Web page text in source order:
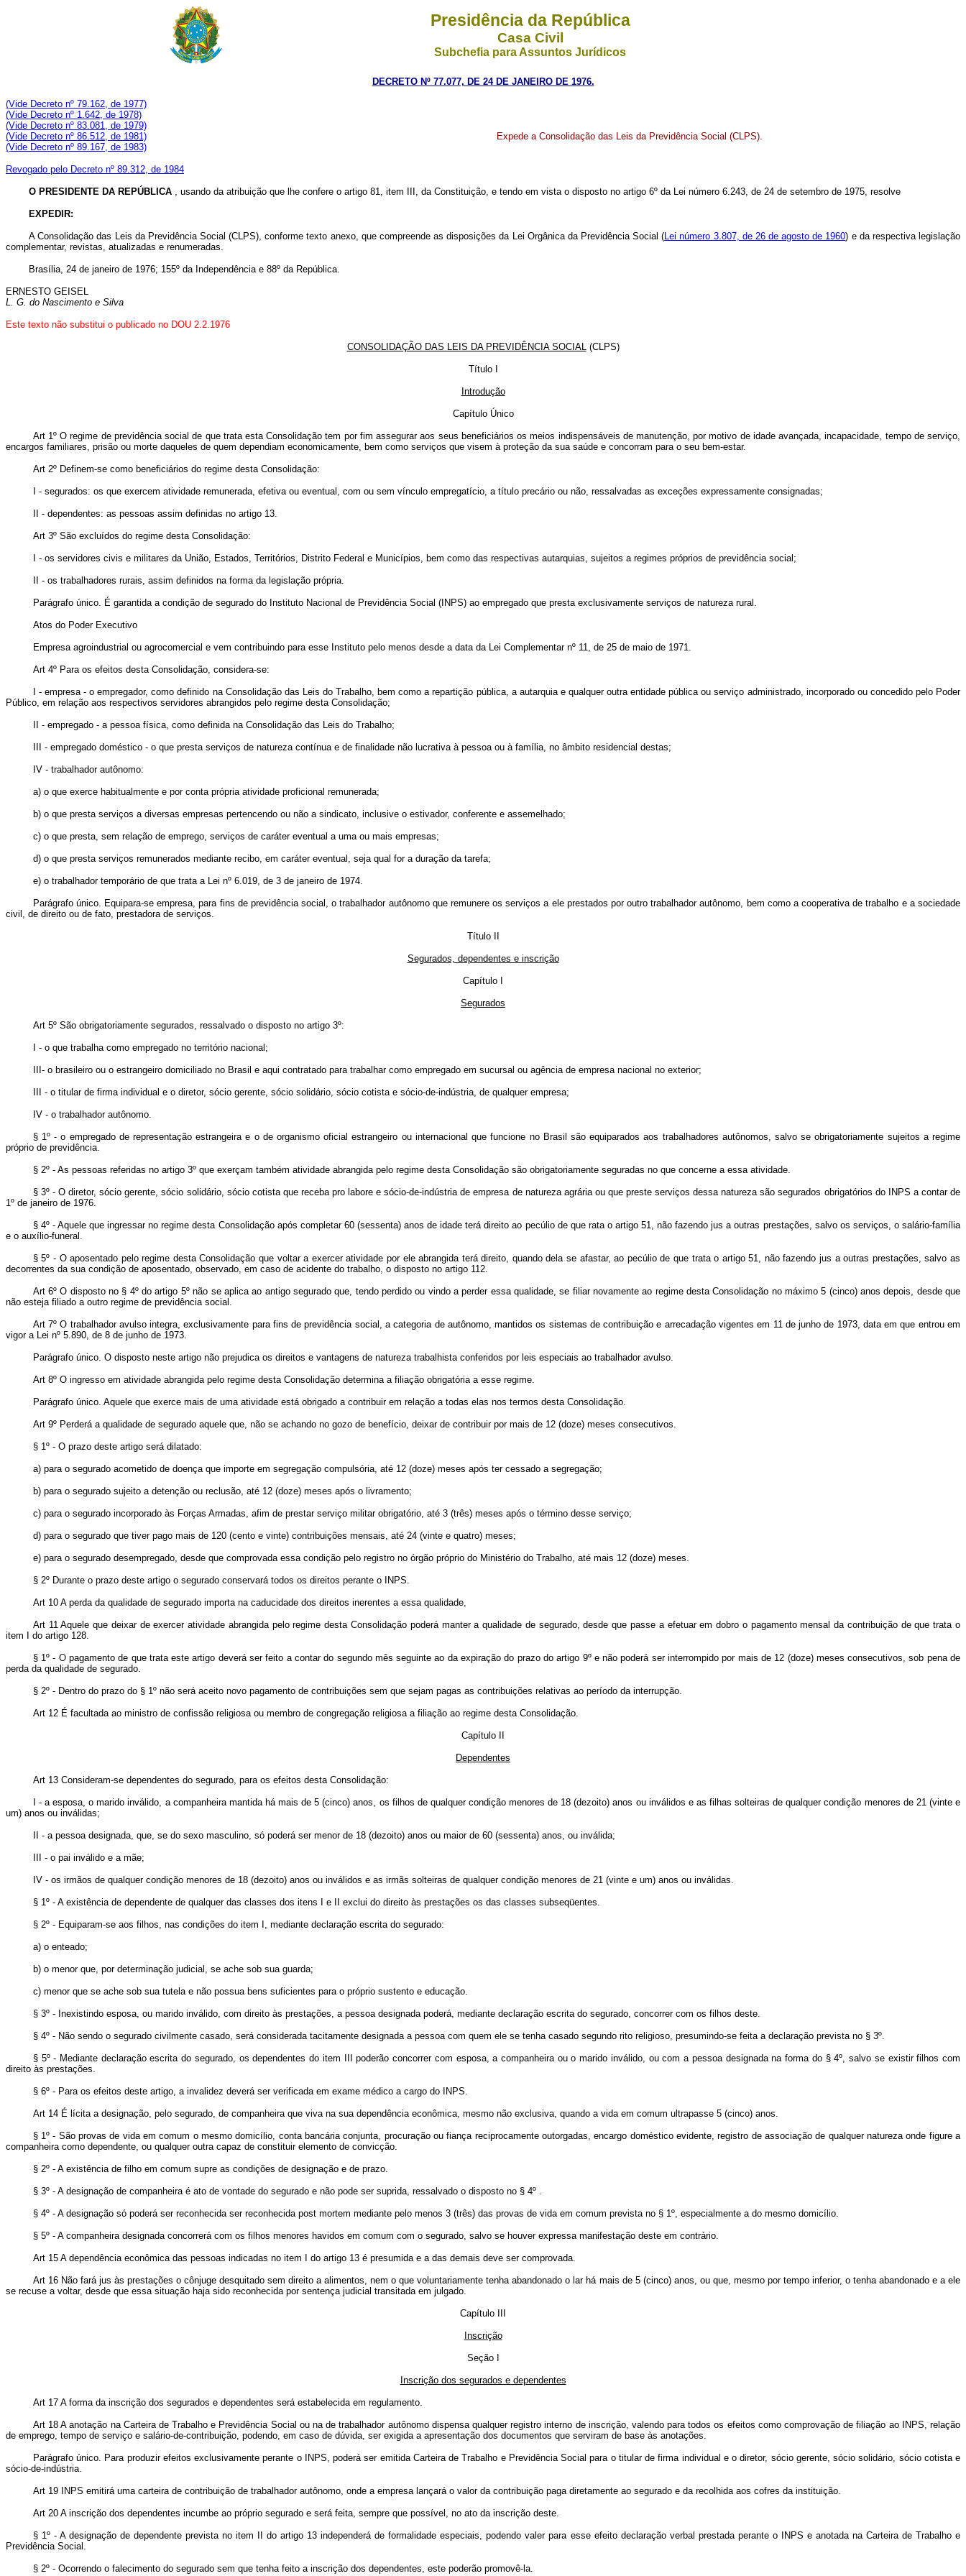
Presidência da República
Casa Civil
Subchefia para Assuntos Jurídicos
DECRETO Nº 77.077, DE 24 DE JANEIRO DE 1976.
(Vide Decreto nº 79.162, de 1977)
(Vide Decreto nº 1.642, de 1978)
(Vide Decreto nº 83.081, de 1979)
(Vide Decreto nº 86.512, de 1981)
(Vide Decreto nº 89.167, de 1983)
Revogado pelo Decreto nº 89.312, de 1984
Expede a Consolidação das Leis da Previdência Social (CLPS).
O PRESIDENTE DA REPÚBLICA , usando da atribuição que lhe confere o artigo 81, item III, da Constituição, e tendo em vista o disposto no artigo 6º da Lei número 6.243, de 24 de setembro de 1975, resolve
EXPEDIR:
A Consolidação das Leis da Previdência Social (CLPS), conforme texto anexo, que compreende as disposições da Lei Orgânica da Previdência Social (Lei número 3.807, de 26 de agosto de 1960) e da respectiva legislação
complementar, revistas, atualizadas e renumeradas.
Brasília, 24 de janeiro de 1976; 155º da Independência e 88º da República.
ERNESTO GEISEL
L. G. do Nascimento e Silva
Este texto não substitui o publicado no DOU 2.2.1976
CONSOLIDAÇÃO DAS LEIS DA PREVIDÊNCIA SOCIAL(CLPS)
TítuloI
Introdução
Capítulo Único
Art 1º O regime de previdência social de que trata esta Consolidação tem por fim assegurar aos seus beneficiários os meios indispensáveis de manutenção, por motivo de idade avançada, incapacidade, tempo de serviço,
encargos familiares, prisão ou morte daqueles de quem dependiam economicamente, bem como serviços que visem à proteção da sua saúde e concorram para o seu bem-estar.
Art 2º Definem-se como beneficiários do regime desta Consolidação:
I - segurados: os que exercem atividade remunerada, efetiva ou eventual, com ou sem vínculo empregatício, a título precário ou não, ressalvadas as exceções expressamente consignadas;
II - dependentes: as pessoas assim definidas no artigo 13.
Art 3º São excluídos do regime desta Consolidação:
I - os servidores civis e militares da União, Estados, Territórios, Distrito Federal e Municípios, bem como das respectivas autarquias, sujeitos a regimes próprios de previdência social;
II - os trabalhadores rurais, assim definidos na forma da legislação própria.
Parágrafo único. É garantida a condição de segurado do Instituto Nacional de Previdência Social (INPS) ao empregado que presta exclusivamente serviços de natureza rural.
Atos do Poder Executivo
Empresa agroindustrial ou agrocomercial e vem contribuindo para esse Instituto pelo menos desde a data da Lei Complementar nº 11, de 25 de maio de 1971.
Art 4º Para os efeitos desta Consolidação, considera-se:
I - empresa - o empregador, como definido na Consolidação das Leis do Trabalho, bem como a repartição pública, a autarquia e qualquer outra entidade pública ou serviço administrado, incorporado ou concedido pelo Poder
Público, em relação aos respectivos servidores abrangidos pelo regime desta Consolidação;
II - empregado - a pessoa física, como definida na Consolidação das Leis do Trabalho;
III - empregado doméstico - o que presta serviços de natureza contínua e de finalidade não lucrativa à pessoa ou à família, no âmbito residencial destas;
IV - trabalhador autônomo:
a) o que exerce habitualmente e por conta própria atividade proficional remunerada;
b) o que presta serviços a diversas empresas pertencendo ou não a sindicato, inclusive o estivador, conferente e assemelhado;
c) o que presta, sem relação de emprego, serviços de caráter eventual a uma ou mais empresas;
d) o que presta serviços remunerados mediante recibo, em caráter eventual, seja qual for a duração da tarefa;
e) o trabalhador temporário de que trata a Lei nº 6.019, de 3 de janeiro de 1974.
Parágrafo único. Equipara-se empresa, para fins de previdência social, o trabalhador autônomo que remunere os serviços a ele prestados por outro trabalhador autônomo, bem como a cooperativa de trabalho e a sociedade
civil, de direito ou de fato, prestadora de serviços.
Título II
Segurados, dependentes e inscrição
Capítulo I
Segurados
Art 5º São obrigatoriamente segurados, ressalvado o disposto no artigo 3º:
I - o que trabalha como empregado no território nacional;
III- o brasileiro ou o estrangeiro domiciliado no Brasil e aqui contratado para trabalhar como empregado em sucursal ou agência de empresa nacional no exterior;
III - o titular de firma individual e o diretor, sócio gerente, sócio solidário, sócio cotista e sócio-de-indústria, de qualquer empresa;
IV - o trabalhador autônomo.
§ 1º - o empregado de representação estrangeira e o de organismo oficial estrangeiro ou internacional que funcione no Brasil são equiparados aos trabalhadores autônomos, salvo se obrigatoriamente sujeitos a regime
próprio de previdência.
§ 2º - As pessoas referidas no artigo 3º que exerçam também atividade abrangida pelo regime desta Consolidação são obrigatoriamente seguradas no que concerne a essa atividade.
§ 3º - O diretor, sócio gerente, sócio solidário, sócio cotista que receba pro labore e sócio-de-indústria de empresa de natureza agrária ou que preste serviços dessa natureza são segurados obrigatórios do INPS a contar de
1º de janeiro de 1976.
§ 4º - Aquele que ingressar no regime desta Consolidação após completar 60 (sessenta) anos de idade terá direito ao pecúlio de que rata o artigo 51, não fazendo jus a outras prestações, salvo os serviços, o salário-família
e o auxílio-funeral.
§ 5º - O aposentado pelo regime desta Consolidação que voltar a exercer atividade por ele abrangida terá direito, quando dela se afastar, ao pecúlio de que trata o artigo 51, não fazendo jus a outras prestações, salvo as
decorrentes da sua condição de aposentado, observado, em caso de acidente do trabalho, o disposto no artigo 112.
Art 6º O disposto no § 4º do artigo 5º não se aplica ao antigo segurado que, tendo perdido ou vindo a perder essa qualidade, se filiar novamente ao regime desta Consolidação no máximo 5 (cinco) anos depois, desde que
não esteja filiado a outro regime de previdência social.
Art 7º O trabalhador avulso integra, exclusivamente para fins de previdência social, a categoria de autônomo, mantidos os sistemas de contribuição e arrecadação vigentes em 11 de junho de 1973, data em que entrou em
vigor a Lei nº 5.890, de 8 de junho de 1973.
Parágrafo único. O disposto neste artigo não prejudica os direitos e vantagens de natureza trabalhista conferidos por leis especiais ao trabalhador avulso.
Art 8º O ingresso em atividade abrangida pelo regime desta Consolidação determina a filiação obrigatória a esse regime.
Parágrafo único. Aquele que exerce mais de uma atividade está obrigado a contribuir em relação a todas elas nos termos desta Consolidação.
Art 9º Perderá a qualidade de segurado aquele que, não se achando no gozo de benefício, deixar de contribuir por mais de 12 (doze) meses consecutivos.
§ 1º - O prazo deste artigo será dilatado:
a) para o segurado acometido de doença que importe em segregação compulsória, até 12 (doze) meses após ter cessado a segregação;
b) para o segurado sujeito a detenção ou reclusão, até 12 (doze) meses após o livramento;
c) para o segurado incorporado às Forças Armadas, afim de prestar serviço militar obrigatório, até 3 (três) meses após o término desse serviço;
d) para o segurado que tiver pago mais de 120 (cento e vinte) contribuições mensais, até 24 (vinte e quatro) meses;
e) para o segurado desempregado, desde que comprovada essa condição pelo registro no órgão próprio do Ministério do Trabalho, até mais 12 (doze) meses.
§ 2º Durante o prazo deste artigo o segurado conservará todos os direitos perante o INPS.
Art 10 A perda da qualidade de segurado importa na caducidade dos direitos inerentes a essa qualidade,
Art 11 Aquele que deixar de exercer atividade abrangida pelo regime desta Consolidação poderá manter a qualidade de segurado, desde que passe a efetuar em dobro o pagamento mensal da contribuição de que trata o
item I do artigo 128.
§ 1º - O pagamento de que trata este artigo deverá ser feito a contar do segundo mês seguinte ao da expiração do prazo do artigo 9º e não poderá ser interrompido por mais de 12 (doze) meses consecutivos, sob pena de
perda da qualidade de segurado.
§ 2º - Dentro do prazo do § 1º não será aceito novo pagamento de contribuições sem que sejam pagas as contribuições relativas ao período da interrupção.
Art 12 É facultada ao ministro de confissão religiosa ou membro de congregação religiosa a filiação ao regime desta Consolidação.
Capítulo II
Dependentes
Art 13 Consideram-se dependentes do segurado, para os efeitos desta Consolidação:
I - a esposa, o marido inválido, a companheira mantida há mais de 5 (cinco) anos, os filhos de qualquer condição menores de 18 (dezoito) anos ou inválidos e as filhas solteiras de qualquer condição menores de 21 (vinte e
um) anos ou inválidas;
II - a pessoa designada, que, se do sexo masculino, só poderá ser menor de 18 (dezoito) anos ou maior de 60 (sessenta) anos, ou inválida;
III - o pai inválido e a mãe;
IV - os irmãos de qualquer condição menores de 18 (dezoito) anos ou inválidos e as irmãs solteiras de qualquer condição menores de 21 (vinte e um) anos ou inválidas.
§ 1º - A existência de dependente de qualquer das classes dos itens I e II exclui do direito às prestações os das classes subseqüentes.
§ 2º - Equiparam-se aos filhos, nas condições do item I, mediante declaração escrita do segurado:
a) o enteado;
b) o menor que, por determinação judicial, se ache sob sua guarda;
c) menor que se ache sob sua tutela e não possua bens suficientes para o próprio sustento e educação.
§ 3º - Inexistindo esposa, ou marido inválido, com direito às prestações, a pessoa designada poderá, mediante declaração escrita do segurado, concorrer com os filhos deste.
§ 4º - Não sendo o segurado civilmente casado, será considerada tacitamente designada a pessoa com quem ele se tenha casado segundo rito religioso, presumindo-se feita a declaração prevista no § 3º.
§ 5º - Mediante declaração escrita do segurado, os dependentes do item III poderão concorrer com esposa, a companheira ou o marido inválido, ou com a pessoa designada na forma do § 4º, salvo se existir filhos com
direito às prestações.
§ 6º - Para os efeitos deste artigo, a invalidez deverá ser verificada em exame médico a cargo do INPS.
Art 14 É lícita a designação, pelo segurado, de companheira que viva na sua dependência econômica, mesmo não exclusiva, quando a vida em comum ultrapasse 5 (cinco) anos.
§ 1º - São provas de vida em comum o mesmo domicílio, conta bancária conjunta, procuração ou fiança reciprocamente outorgadas, encargo doméstico evidente, registro de associação de qualquer natureza onde figure a
companheira como dependente, ou qualquer outra capaz de constituir elemento de convicção.
§ 2º - A existência de filho em comum supre as condições de designação e de prazo.
§ 3º - A designação de companheira é ato de vontade do segurado e não pode ser suprida, ressalvado o disposto no § 4º .
§ 4º - A designação só poderá ser reconhecida ser reconhecida post mortem mediante pelo menos 3 (três) das provas de vida em comum prevista no § 1º, especialmente a do mesmo domicílio.
§ 5º - A companheira designada concorrerá com os filhos menores havidos em comum com o segurado, salvo se houver expressa manifestação deste em contrário.
Art 15 A dependência econômica das pessoas indicadas no item I do artigo 13 é presumida e a das demais deve ser comprovada.
Art 16 Não fará jus às prestações o cônjuge desquitado sem direito a alimentos, nem o que voluntariamente tenha abandonado o lar há mais de 5 (cinco) anos, ou que, mesmo por tempo inferior, o tenha abandonado e a ele
se recuse a voltar, desde que essa situação haja sido reconhecida por sentença judicial transitada em julgado.
Capítulo
Inscrição
Seção I
Inscrição dos segurados e dependentes
Art 17 A forma da inscrição dos segurados e dependentes será estabelecida em regulamento.
Art 18 A anotação na Carteira de Trabalho e Previdência Social ou na de trabalhador autônomo dispensa qualquer registro interno de inscrição, valendo para todos os efeitos como comprovação de filiação ao INPS, relação
de emprego, tempo de serviço e salário-de-contribuição, podendo, em caso de dúvida, ser exigida a apresentação dos documentos que serviram de base às anotações.
Parágrafo único. Para produzir efeitos exclusivamente perante o INPS, poderá ser emitida Carteira de Trabalho e Previdência Social para o titular de firma individual e o diretor, sócio gerente, sócio solidário, sócio cotista e
sócio-de-indústria.
Art 19 INPS emitirá uma carteira de contribuição de trabalhador autônomo, onde a empresa lançará o valor da contribuição paga diretamente ao segurado e da recolhida aos cofres da instituição.
Art 20 A inscrição dos dependentes incumbe ao próprio segurado e será feita, sempre que possível, no ato da inscrição deste.
§ 1º - A designação de dependente prevista no item II do artigo 13 independerá de formalidade especiais, podendo valer para esse efeito declaração verbal prestada perante o INPS e anotada na Carteira de Trabalho e
Previdência Social.
§ 2º - Ocorrendo o falecimento do segurado sem que tenha feito a inscrição dos dependentes, este poderão promovê-la.